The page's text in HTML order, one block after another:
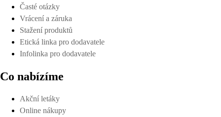
Časté otázky
Vrácení a záruka
Stažení produktů
Etická linka pro dodavatele
Infolinka pro dodavatele
Co nabízíme
Akční letáky
Online nákupy